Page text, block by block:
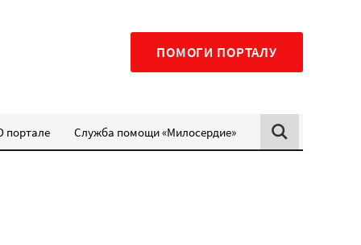
ПОМОГИ ПОРТАЛУ
портале Служба помощи «Милосердие»